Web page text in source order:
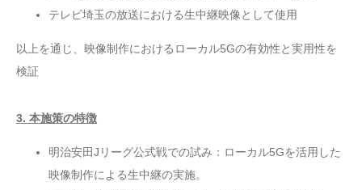
テレビ埼玉の放送における生中継映像として使用
以上を通じ、映像制作におけるローカル5Gの有効性と実用性を
検証
3. 本施策の特徴
明治安田Jリーグ公式戦での試み：ローカル5Gを活用した
映像制作による生中継の実施。